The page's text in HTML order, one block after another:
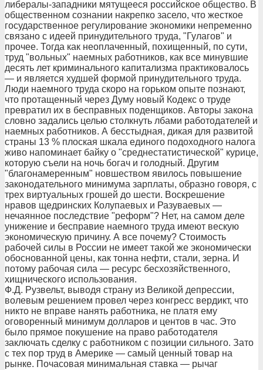
либералы-западники мятущееся российское общество. В
общественном сознании накрепко засело, что жесткое
государственное регулирование экономики непременно
связано с идеей принудительного труда, "Гулагов" и
прочее. Тогда как неоплаченный, похищенный, по сути,
труд "вольных" наемных работников, как все минувшие
десять лет криминального капитализма практиковалось
— и является худшей формой принудительного труда.
Люди наемного труда скоро на горьком опыте познают,
что протащенный через Думу новый Кодекс о труде
превратил их в бесправных поденщиков. Авторы закона
словно задались целью столкнуть лбами работодателей и
наемных работников. А бесстыдная, дикая для развитой
страны 13 % плоская шкала единого подоходного налога
живо напоминает байку о "среднестатистической" курице,
которую съели на ночь богач и голодный. Другим
"благонамеренным" новшеством явилось повышение
законодательного минимума зарплаты, образно говоря, с
трех виртуальных грошей до шести. Воскрешение
нравов щедринских Колупаевых и Разуваевых —
нечаянное последствие "реформ"? Нет, на самом деле
унижение и бесправие наемного труда имеют вескую
экономическую причину. А все почему? Стоимость
рабочей силы в России не имеет такой же экономически
обоснованной цены, как тонна нефти, стали, зерна. И
потому рабочая сила — ресурс бесхозяйственного,
хищнического использования.
Ф.Д. Рузвельт, выводя страну из Великой депрессии,
волевым решением провел через конгресс вердикт, что
никто не вправе нанять работника, не платя ему
оговоренный минимум долларов и центов в час. Это
было прямое покушение на право работодателя
заключать сделку с работником с позиции сильного. Зато
с тех пор труд в Америке — самый ценный товар на
рынке. Почасовая минимальная ставка — рычаг